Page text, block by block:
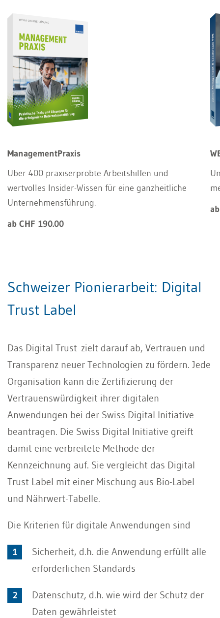
ManagementPraxis
Über 400 praxiserprobte Arbeitshilfen und
wertvolles Insider-Wissen für eine ganzheitliche
Unternehmensführung.
ab CHF 190.00
Schweizer Pionierarbeit: Digital
Trust Label
Das Digital Trust zielt darauf ab, Vertrauen und
Transparenz neuer Technologien zu fördern. Jede
Organisation kann die Zertifizierung der
Vertrauenswürdigkeit ihrer digitalen
Anwendungen bei der Swiss Digital Initiative
beantragen. Die Swiss Digital Initiative greift
damit eine verbreitete Methode der
Kennzeichnung auf. Sie vergleicht das Digital
Trust Label mit einer Mischung aus Bio-Label
und Nährwert-Tabelle.
Die Kriterien für digitale Anwendungen sind
Sicherheit, d.h. die Anwendung erfüllt alle
erforderlichen Standards
Datenschutz, d.h. wie wird der Schutz der
Daten gewährleistet